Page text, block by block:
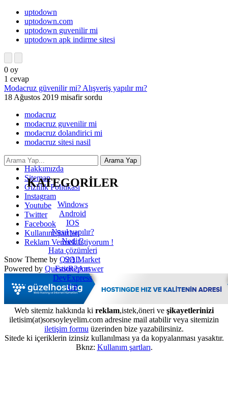
uptodown
uptodown.com
uptodown guvenilir mi
uptodown apk indirme sitesi
0 oy
1 cevap
Modacruz güvenilir mi? Alışveriş yapılır mı?
18 Ağustos 2019 misafir sordu
modacruz
modacruz guvenilir mi
modacruz dolandirici mi
modacruz sitesi nasil
KATEGORİLER
Windows
Android
IOS
Nasıl yapılır?
Nedir?
Hata çözümleri
SQL
FastReport
DevExpress
C#
İletişim
Hakkımızda
Sitemap
Gizlilik Politikası
Instagram
Youtube
Twitter
Facebook
Kullanım Şartları
Reklam Vermek İstiyorum !
Snow Theme by Q2A Market
Powered by Question2Answer
Web sitemiz hakkında ki reklam,istek,öneri ve şikayetlerinizi
iletisim(at)sorsoyleyelim.com adresine mail atabilir veya sitemizin
iletişim formu üzerinden bize yazabilirsiniz.
Sitede ki içeriklerin izinsiz kullanılması ya da kopyalanması yasaktır.
Bknz: Kullanım şartları.